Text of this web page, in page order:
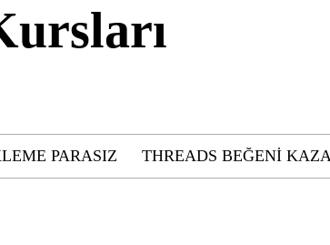
PARASIZ THREADS BEĞENI